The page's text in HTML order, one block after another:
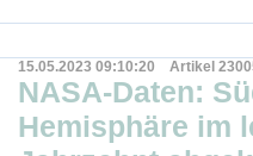
15.05.2023 09:10:20 Artikel
NASA-Daten:
Hemisphäre im